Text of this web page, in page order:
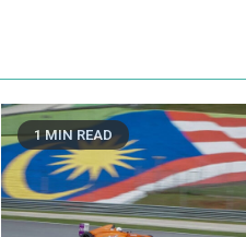
1 MIN READ